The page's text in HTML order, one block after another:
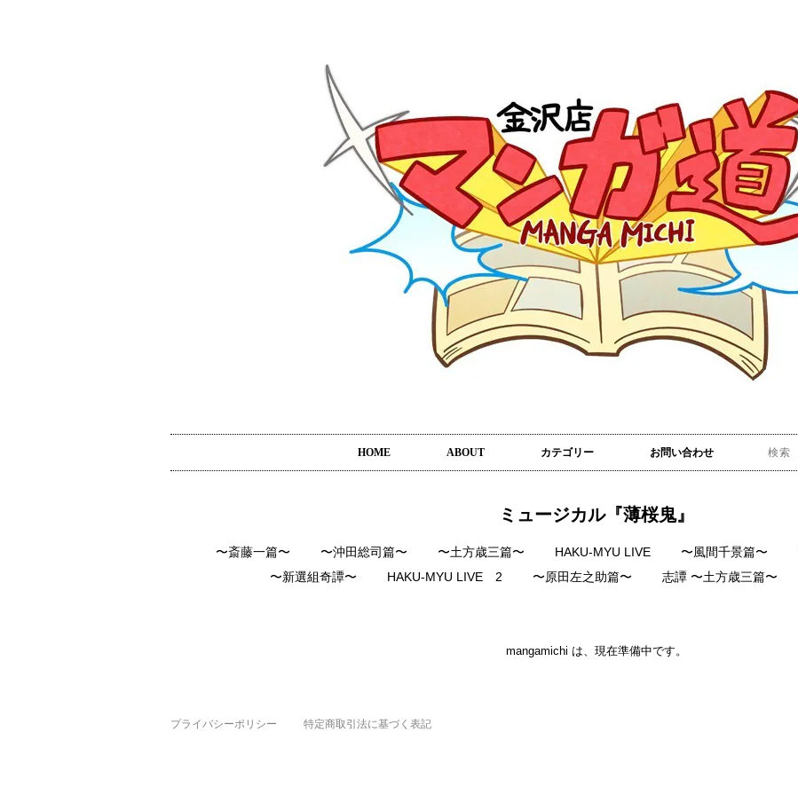
HOME ABOUT カテゴリー お問い合わせ
ミュージカル『薄桜鬼』
〜斎藤一篇〜 〜沖田総司篇〜 〜土方歳三篇〜 HAKU-MYU LIVE 〜風間千景篇〜
〜新選組奇譚〜
HAKU-MYU LIVE 2 〜原田左之助篇〜 志譚 〜土方歳三篇〜
mangamichi は、現在準備中です。
プライバシーポリシー 特定商取引法に基づく表記